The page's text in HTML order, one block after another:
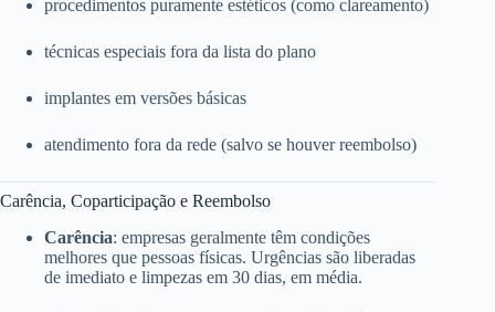
procedimentos puramente estéticos (como clareamento)
técnicas especiais fora da lista do plano
implantes em versões básicas
atendimento fora da rede (salvo se houver reembolso)
Carência, Coparticipação e Reembolso
Carência: empresas geralmente têm condições
melhores que pessoas físicas. Urgências são liberadas
de imediato e limpezas em 30 dias, em média.